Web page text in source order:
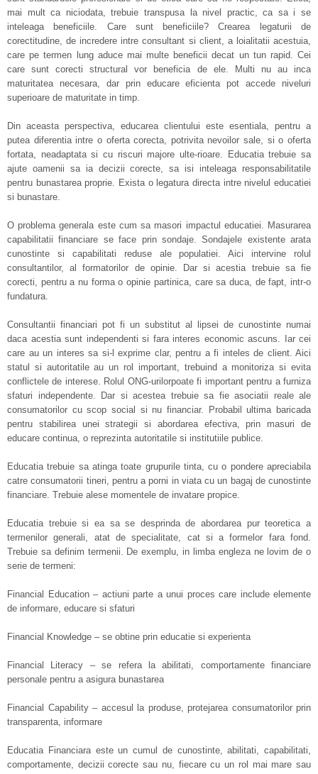
mai mult ca niciodata, trebuie transpusa la nivel practic, ca sa i se
inteleaga beneficiile. Care sunt beneficiile? Crearea legaturii de
corectitudine, de incredere intre consultant si client, a loialitatii acestuia,
care pe termen lung aduce mai multe beneficii decat un tun rapid. Cei
care sunt corecti structural vor beneficia de ele. Multi nu au inca
maturitatea necesara, dar prin educare eficienta pot accede niveluri
superioare de maturitate in timp.
Din aceasta perspectiva, educarea clientului este esentiala, pentru a
putea diferentia intre o oferta corecta, potrivita nevoilor sale, si o oferta
fortata, neadaptata si cu riscuri majore ulte-rioare. Educatia trebuie sa
ajute oamenii sa ia decizii corecte, sa isi inteleaga responsabilitatile
pentru bunastarea proprie. Exista o legatura directa intre nivelul educatiei
si bunastare.
O problema generala este cum sa masori impactul educatiei. Masurarea
capabilitatii financiare se face prin sondaje. Sondajele existente arata
cunostinte si capabilitati reduse ale populatiei. Aici intervine rolul
consultantilor, al formatorilor de opinie. Dar si acestia trebuie sa fie
corecti, pentru a nu forma o opinie partinica, care sa duca, de fapt, intr-o
fundatura.
Consultantii financiari pot fi un substitut al lipsei de cunostinte numai
daca acestia sunt independenti si fara interes economic ascuns. Iar cei
care au un interes sa si-l exprime clar, pentru a fi inteles de client. Aici
statul si autoritatile au un rol important, trebuind a monitoriza si evita
conflictele de interese. Rolul ONG-urilorpoate fi important pentru a furniza
sfaturi independente. Dar si acestea trebuie sa fie asociatii reale ale
consumatorilor cu scop social si nu financiar. Probabil ultima baricada
pentru stabilirea unei strategii si abordarea efectiva, prin masuri de
educare continua, o reprezinta autoritatile si institutiile publice.
Educatia trebuie sa atinga toate grupurile tinta, cu o pondere apreciabila
catre consumatorii tineri, pentru a porni in viata cu un bagaj de cunostinte
financiare. Trebuie alese momentele de invatare propice.
Educatia trebuie si ea sa se desprinda de abordarea pur teoretica a
termenilor generali, atat de specialitate, cat si a formelor fara fond.
Trebuie sa definim termenii. De exemplu, in limba engleza ne lovim de o
serie de termeni:
Financial Education – actiuni parte a unui proces care include elemente
de informare, educare si sfaturi
Financial Knowledge – se obtine prin educatie si experienta
Financial Literacy – se refera la abilitati, comportamente financiare
personale pentru a asigura bunastarea
Financial Capability – accesul la produse, protejarea consumatorilor prin
transparenta, informare
Educatia Financiara este un cumul de cunostinte, abilitati, capabilitati,
comportamente, decizii corecte sau nu, fiecare cu un rol mai mare sau